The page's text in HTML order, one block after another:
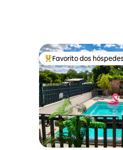
Favoritos dos
Favorito dos hóspedes